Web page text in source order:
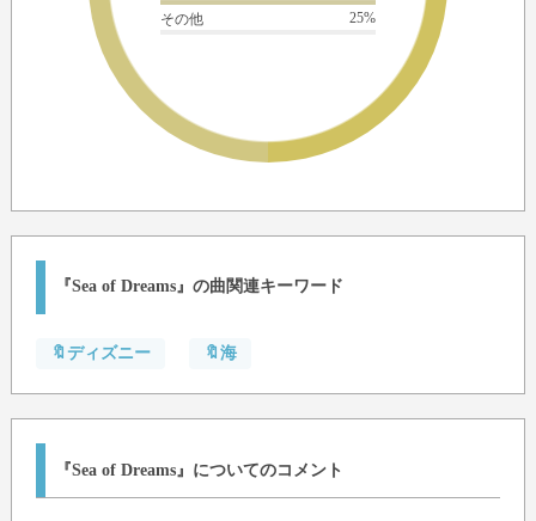
その他
25%
『Sea of Dreams』の曲関連キーワード
🔖ディズニー 🔖海
『Sea of Dreams』についてのコメント